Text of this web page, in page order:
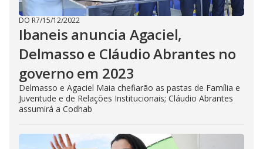
DO R7/15/12/2022
Ibaneis anuncia Agaciel,
Delmasso e Cláudio Abrantes no
governo em 2023
Delmasso e Agaciel Maia chefiarão as pastas de Família e
Juventude e de Relações Institucionais; Cláudio Abrantes
assumirá a Codhab